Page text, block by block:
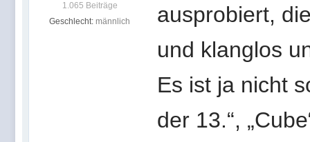
1.065 Beiträge
Geschlecht: männlich
ausprobiert,
und klanglos
Es ist ja nicht
der 13.“,